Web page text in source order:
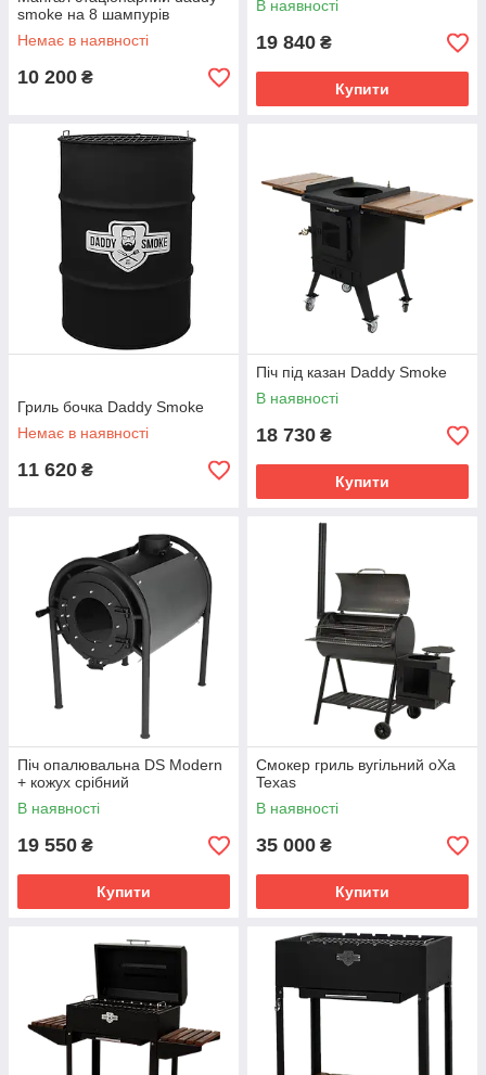
smoke на 8 шампурів
Немає в наявності
10 200 ₴
В наявності
19 840 ₴
Купити
Гриль бочка Daddy Smoke
Немає в наявності
11 620 ₴
Піч під казан Daddy Smoke
В наявності
18 730 ₴
Купити
Піч опалювальна DS Modern
+ кожух срібний
В наявності
19 550 ₴
Купити
Смокер гриль вугільний oXa
Texas
В наявності
35 000 ₴
Купити